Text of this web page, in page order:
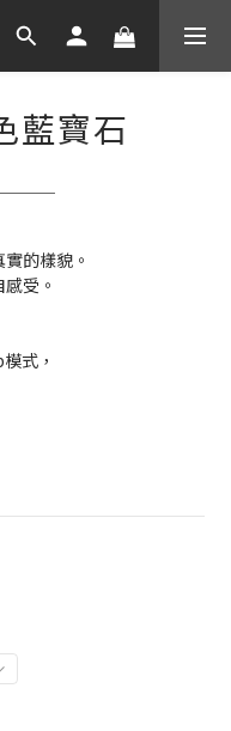
藍寶石
＿＿
的樣貌。
受。
式，